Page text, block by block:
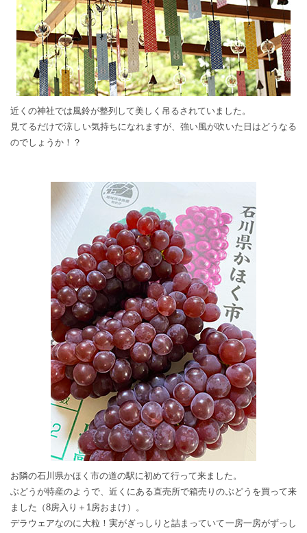
近くの神社では風鈴が整列して美しく吊るされていました。
見てるだけで涼しい気持ちになれますが、強い風が吹いた日はどうなる
のでしょうか！？
お隣の石川県かほく市の道の駅に初めて行って来ました。
ぶどうが特産のようで、近くにある直売所で箱売りのぶどうを買って来
ました（8房入り＋1房おまけ）。
デラウェアなのに大粒！実がぎっしりと詰まっていて一房一房がずっし